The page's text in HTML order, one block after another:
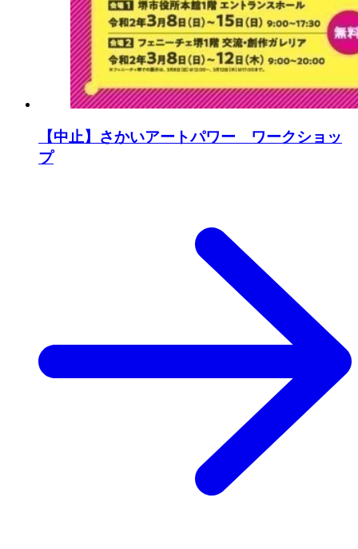
【中止】さかいアートパワー ワークショッ
プ